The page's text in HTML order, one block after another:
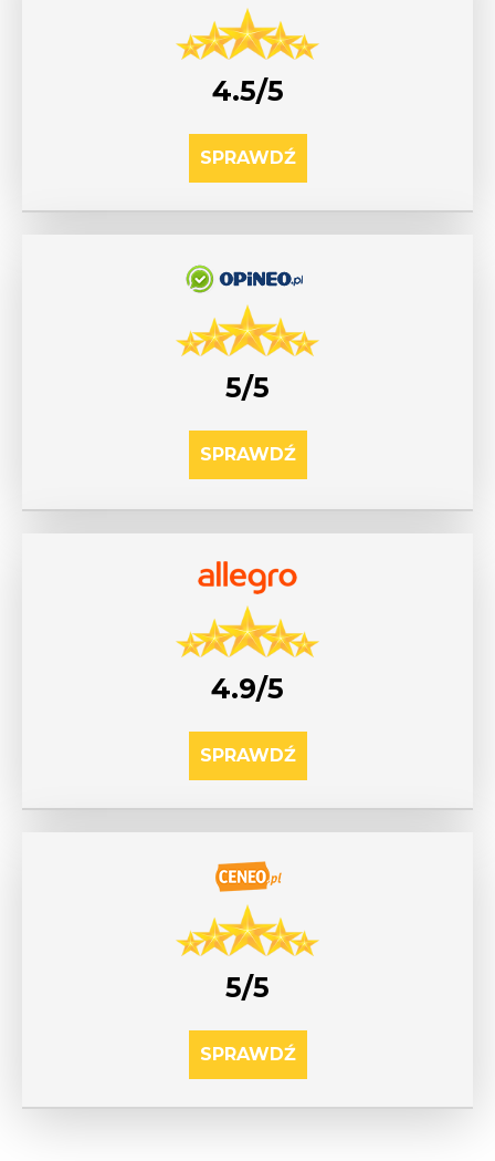
4.5/5
SPRAWDŹ
5/5
SPRAWDŹ
4.9/5
SPRAWDŹ
5/5
SPRAWDŹ